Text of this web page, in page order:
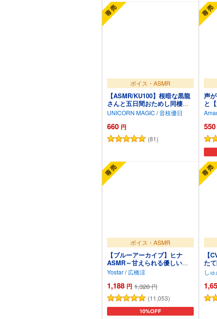
ボイス・ASMR
【ASMR/KU100】根暗な黒龍
さんと五日間おためし同棲生
活【CV.音枝優日】
UNICORN MAGIC /音枝優日
660 円
(81)
声
と
あ
550
ボイス・ASMR
【ブルーアーカイブ】ヒナ
ASMR～甘えられる優しいひ
と時～
Yostar/ 広橋涼
1,188 円 1,320 円
(11,053)
10%OFF
カートに追加
【
た
生
い
し